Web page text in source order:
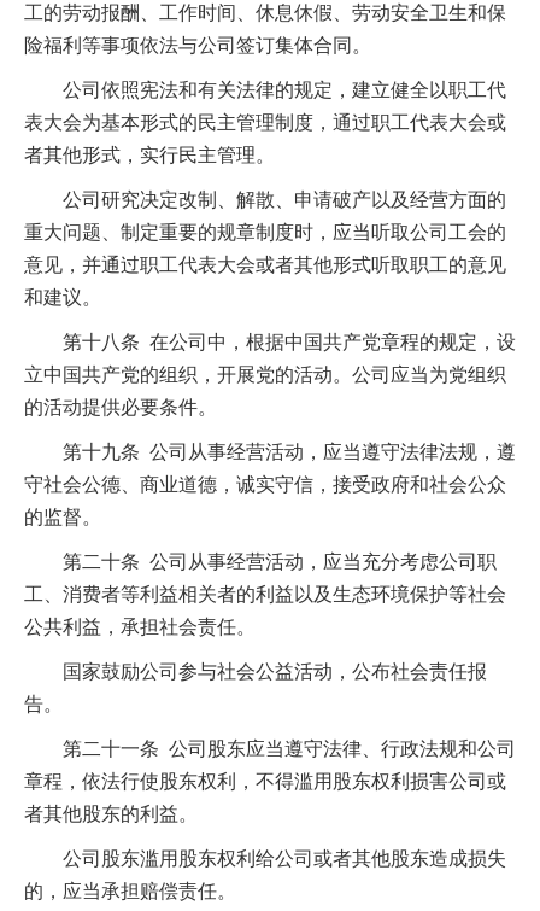
工的劳动报酬、工作时间、休息休假、劳动安全卫生和保
险福利等事项依法与公司签订集体合同。
公司依照宪法和有关法律的规定，建立健全以职工代
表大会为基本形式的民主管理制度，通过职工代表大会或
者其他形式，实行民主管理。
公司研究决定改制、解散、申请破产以及经营方面的
重大问题、制定重要的规章制度时，应当听取公司工会的
意见，并通过职工代表大会或者其他形式听取职工的意见
和建议。
第十八条 在公司中，根据中国共产党章程的规定，设
立中国共产党的组织，开展党的活动。公司应当为党组织
的活动提供必要条件。
第十九条 公司从事经营活动，应当遵守法律法规，遵
守社会公德、商业道德，诚实守信，接受政府和社会公众
的监督。
第二十条 公司从事经营活动，应当充分考虑公司职
工、消费者等利益相关者的利益以及生态环境保护等社会
公共利益，承担社会责任。
国家鼓励公司参与社会公益活动，公布社会责任报
告。
第二十一条 公司股东应当遵守法律、行政法规和公司
章程，依法行使股东权利，不得滥用股东权利损害公司或
者其他股东的利益。
公司股东滥用股东权利给公司或者其他股东造成损失
的，应当承担赔偿责任。